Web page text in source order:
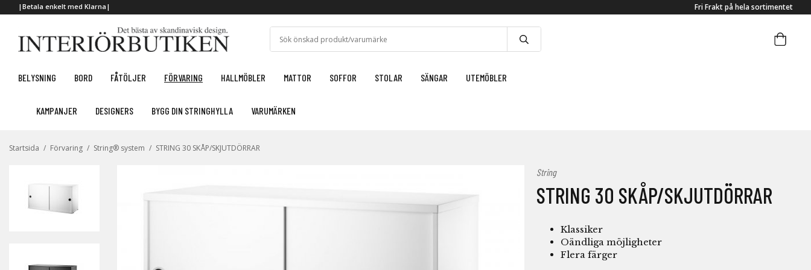
|Betala enkelt med Klarna| Fri Frakt på hela sortimentet
BELYSNING BORD FÅTÖLJER FÖRVARING HALLMÖBLER MATTOR SOFFOR STOLAR SÄNGAR UTEMÖBLER
KAMPANJER DESIGNERS BYGG DIN STRINGHYLLA VARUMÄRKEN
Startsida / Förvaring / String® system / STRING 30 SKÅP/SKJUTDÖRRAR
String
STRING 30 SKÅP/SKJUTDÖRRAR
Klassiker
Oändliga möjligheter
Flera färger